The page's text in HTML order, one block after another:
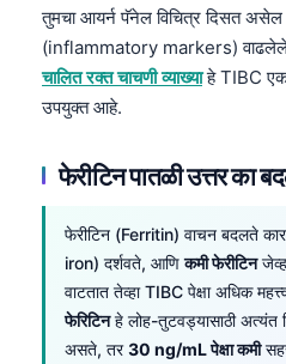
तुमचा आयर्न पॅनेल विचित्र दिसत
(inflammatory markers)
चालित रक्त चाचणी व्याख्याहे TIBC
उपयुक्त आहे.
फेरीटिन पातळी उत्तर का
फेरीटिन (Ferritin) वाचन बदलते
iron) दर्शवते, आणिकमी फेरीटिन
वाटतात तेव्हा TIBC पेक्षा अधिक
फेरिटिनहे लोह-तुटवड्यासाठी
असते, तर30 ng/mL पेक्षा कमी